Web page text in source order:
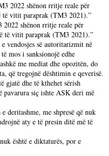
2022 shënon rritje reale për
të vitit paraprak (TM3 2021).”
shënon rritje reale për
të vitit paraprak (TM3 2021).”
vendosjes së autoritarizmit në
mos i sanksionojë edhe
me mediat dhe opozitën, do
që tregojnë dështimin e qeverisë.
gjatë dhe të kthehet sërish
siç ishte ASK deri më
deritashme, me shpresë që nuk
aty e të presin ditë më të
është e diktaturës, por e